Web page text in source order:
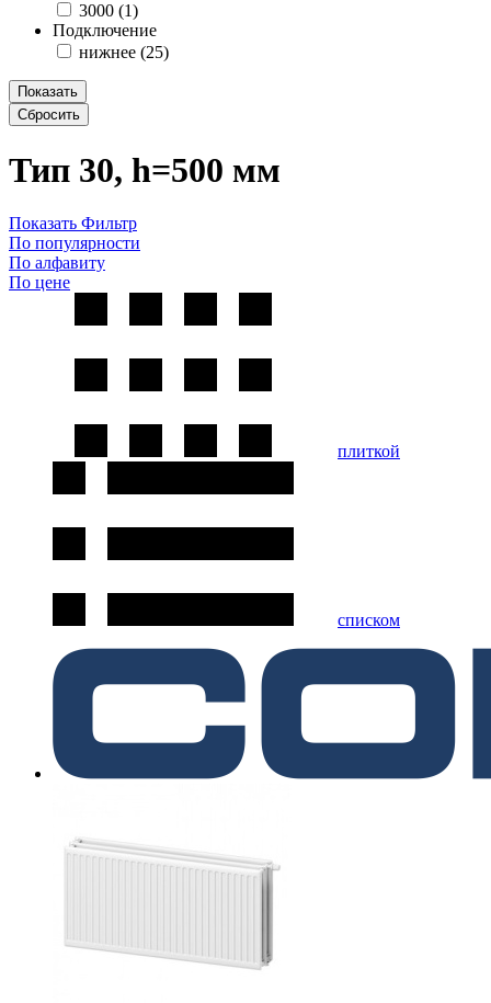
3000 (1)
Подключение
нижнее (25)
Показать
Сбросить
Тип 30, h=500 мм
Показать Фильтр
По популярности
По алфавиту
По цене
плиткой
списком